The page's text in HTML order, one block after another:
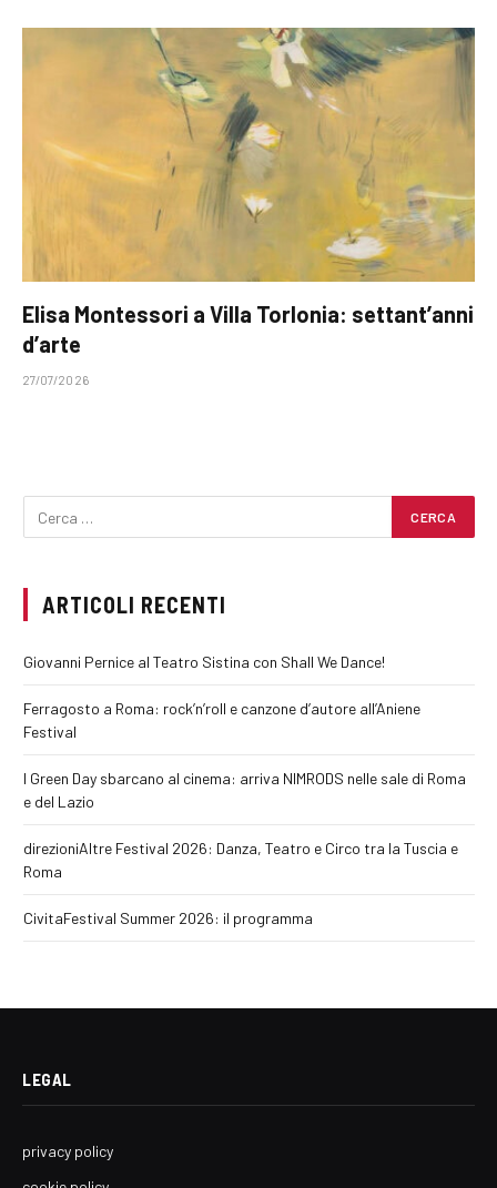
Elisa Montessori a Villa Torlonia: settant’anni
d’arte
27/07/2026
ARTICOLI RECENTI
Giovanni Pernice al Teatro Sistina con Shall We Dance!
Ferragosto a Roma: rock’n’roll e canzone d’autore all’Aniene
Festival
I Green Day sbarcano al cinema: arriva NIMRODS nelle sale di Roma
e del Lazio
direzioniAltre Festival 2026: Danza, Teatro e Circo tra la Tuscia e
Roma
CivitaFestival Summer 2026: il programma
LEGAL
privacy policy